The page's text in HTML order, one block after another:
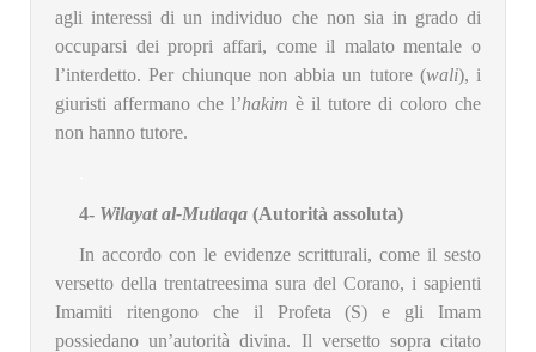
agli interessi di un individuo che non sia in grado di
occuparsi dei propri affari, come il malato mentale o
l’interdetto. Per chiunque non abbia un tutore (wali), i
giuristi affermano che l’hakim è il tutore di coloro che
non hanno tutore.
4- Wilayat al-Mutlaqa (Autorità assoluta)
In accordo con le evidenze scritturali, come il sesto
versetto della trentatreesima sura del Corano, i sapienti
Imamiti ritengono che il Profeta (S) e gli Imam
possiedano un’autorità divina. Il versetto sopra citato